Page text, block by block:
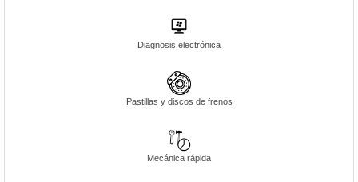
Diagnosis electrónica
Pastillas y discos de frenos
Mecánica rápida